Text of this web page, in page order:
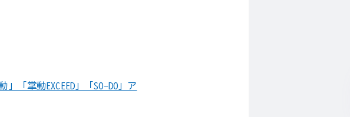
「掌動EXCEED」「SO-DO」ア